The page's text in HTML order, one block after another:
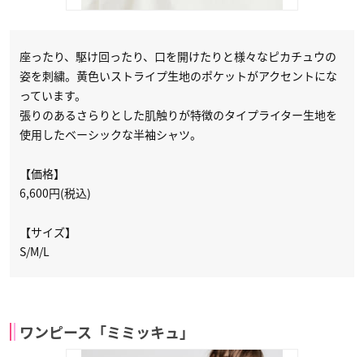
座ったり、駆け回ったり、口を開けたりと様々なピカチュウの
姿を刺繍。黄色いストライプ生地のポケットがアクセントにな
っています。
張りのあるさらりとした肌触りが特徴のタイプライター生地を
使用したベーシックな半袖シャツ。
【価格】
6,600円(税込)
【サイズ】
S/M/L
ワンピース「ミミッキュ」